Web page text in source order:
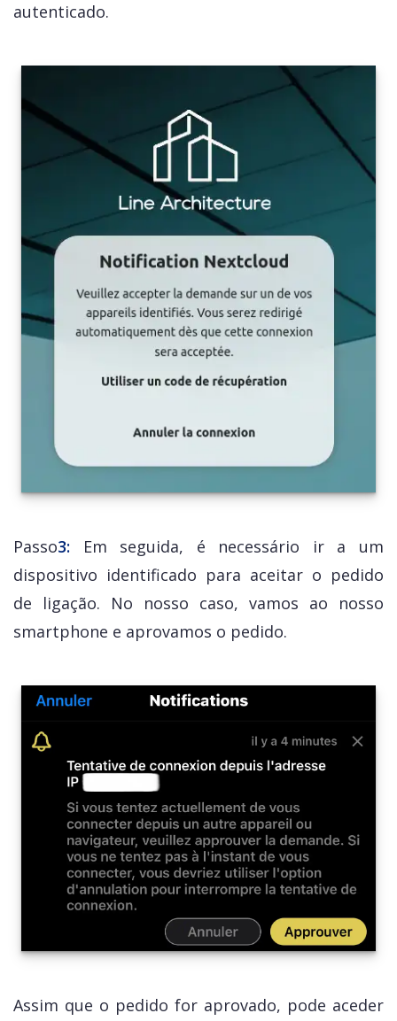
autenticado.
Passo3:
Em seguida, é necessário ir a um
dispositivo identificado para aceitar o pedido
de ligação. No nosso caso, vamos ao nosso
smartphone e aprovamos o pedido.
Assim que o pedido for aprovado, pode aceder